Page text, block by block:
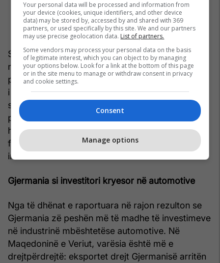
Shqipëria dhe Kosova janë ende duke ndërtuar
një industri mbështetëse automotive, pa arritur
për momentin vlerë të lartë të shtuar, ndërsa Mali
i Zi qëndron jashtë ciklit industrial. Ajo që bie në
sy është se të gjitha ekonomitë, me përjashtim të
pjesshëm të Bosnjës, mbështeten kryesisht në
hallkat me vlerë të ulët të zinxhirit europian të
furnizimit: montim, komponentë dhe punë
intensive.
Gjermania si investitori kryesor në automotive
Nga të dhënat e raportuara në rajon rezulton se
Gjermania zë peshën më të madhe të investimeve
në industrinë mbështetëse automotive. Në
Maqedoninë e Veriut, varësia është më e
drejtpërdrejtë: eksportet drejt Gjermanisë arritën
Your personal data will be processed and information from
your device (cookies, unique identifiers, and other device
data) may be stored by, accessed by and shared with 369
partners, or used specifically by this site. We and our partners
may use precise geolocation data. List of partners.
Some vendors may process your personal data on the basis
of legitimate interest, which you can object to by managing
your options below. Look for a link at the bottom of this page
or in the site menu to manage or withdraw consent in privacy
and cookie settings.
Consent
Manage options